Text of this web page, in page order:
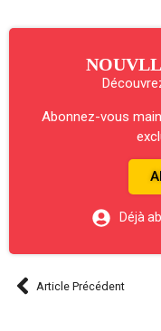
Abonnez-vous
Déjà
Article Précédent